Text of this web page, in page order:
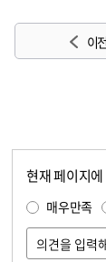
이
현재 페이지
매우만족